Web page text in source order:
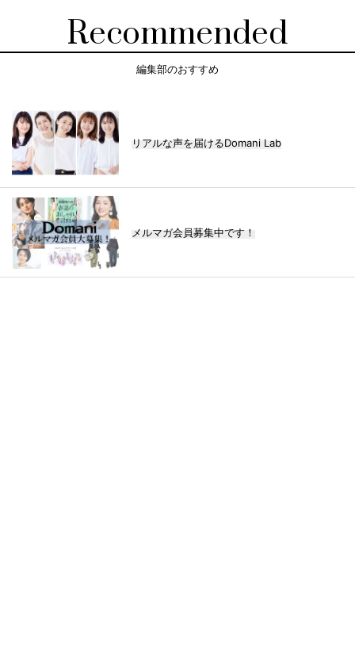
Recommended
編集部のおすすめ
リアルな声を届けるDomani Lab
メルマガ会員募集中です！